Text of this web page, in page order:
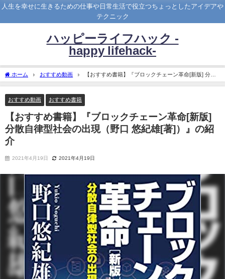
人生を幸せに生きるための仕事や日常生活で役立つちょっとしたアイデアや
テクニック
ハッピーライフハック -
happy lifehack-
ホーム おすすめ動画
【おすすめ書籍】『ブロックチェーン革命[新版] 分散
自律型社会の出現（野口 悠紀雄[著]）』の紹介
おすすめ動画 おすすめ書籍
【おすすめ書籍】『ブロックチェーン革命[新版]
分散自律型社会の出現（野口 悠紀雄[著]）』の紹
介
2021年4月19日 2021年4月19日